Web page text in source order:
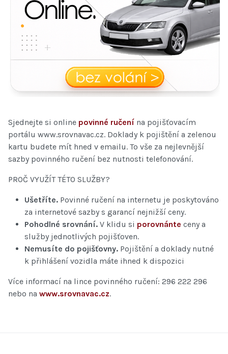
Sjednejte si online povinné ručení na pojišťovacím
portálu www.srovnavac.cz. Doklady k pojištění a zelenou
kartu budete mít hned v emailu. To vše za nejlevnější
sazby povinného ručení bez nutnosti telefonování.
PROČ VYUŽÍT TÉTO SLUŽBY?
Ušetříte. Povinné ručení na internetu je poskytováno
za internetové sazby s garancí nejnižší ceny.
Pohodlné srovnání. V klidu si porovnánte ceny a
služby jednotlivých pojišťoven.
Nemusíte do pojišťovny. Pojištění a doklady nutné
k přihlášení vozidla máte ihned k dispozici
Více informací na lince povinného ručení: 296 222 296
nebo na www.srovnavac.cz.